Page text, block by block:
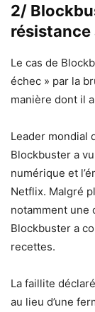
2/
résistance
Le cas de
échec » par la
manière dont il
Leader mondial
Blockbuster a
numérique et
Netflix. Malgré
notamment une
Blockbuster a
recettes.
La faillite
au lieu d’une